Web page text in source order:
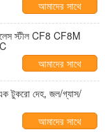
আমাদের সাথে
যোগাযোগ করুন
স্টীল CF8 CF8M
আমাদের সাথে
যোগাযোগ করুন
টুকরো দেহ, জল/গ্যাস/
আমাদের সাথে